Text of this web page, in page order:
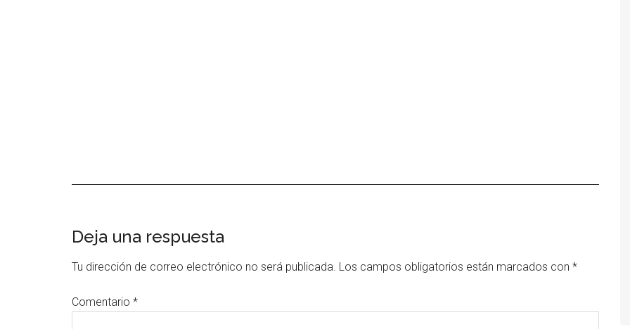
Interacciones
con
lectores
Deja una respuesta
Tu dirección de correo electrónico no será publicada. Los campos obligatorios están marcados con *
Comentario *